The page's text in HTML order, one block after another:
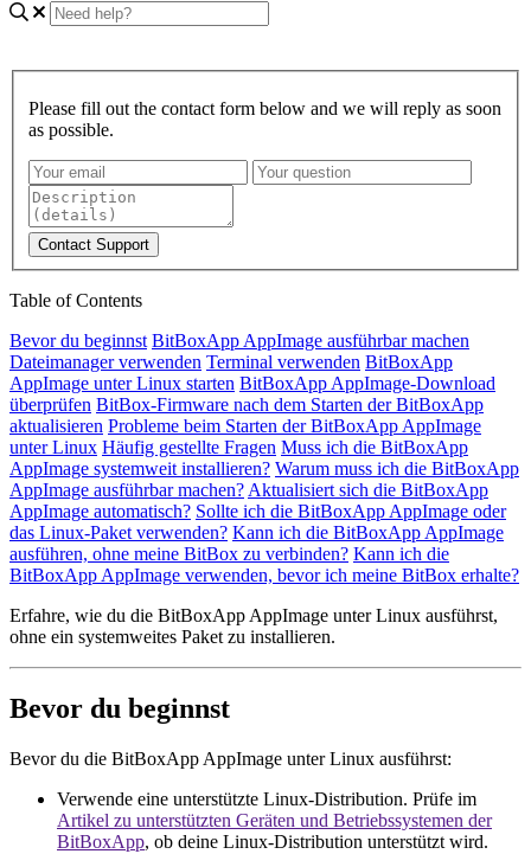
Please fill out the contact form below and we will reply as soon
as possible.
Contact Support
Table of Contents
Bevor du beginnst BitBoxApp AppImage ausführbar machen
Dateimanager verwenden Terminal verwenden BitBoxApp
AppImage unter Linux starten BitBoxApp AppImage-Download
überprüfen BitBox-Firmware nach dem Starten der BitBoxApp
aktualisieren Probleme beim Starten der BitBoxApp AppImage
unter Linux Häufig gestellte Fragen Muss ich die BitBoxApp
AppImage systemweit installieren? Warum muss ich die BitBoxApp
AppImage ausführbar machen? Aktualisiert sich die BitBoxApp
AppImage automatisch? Sollte ich die BitBoxApp AppImage oder
das Linux-Paket verwenden? Kann ich die BitBoxApp AppImage
ausführen, ohne meine BitBox zu verbinden? Kann ich die
BitBoxApp AppImage verwenden, bevor ich meine BitBox erhalte?
Erfahre, wie du die BitBoxApp AppImage unter Linux ausführst,
ohne ein systemweites Paket zu installieren.
Bevor du beginnst
Bevor du die BitBoxApp AppImage unter Linux ausführst:
Verwende eine unterstützte Linux-Distribution. Prüfe im
Artikel zu unterstützten Geräten und Betriebssystemen der
BitBoxApp, ob deine Linux-Distribution unterstützt wird.